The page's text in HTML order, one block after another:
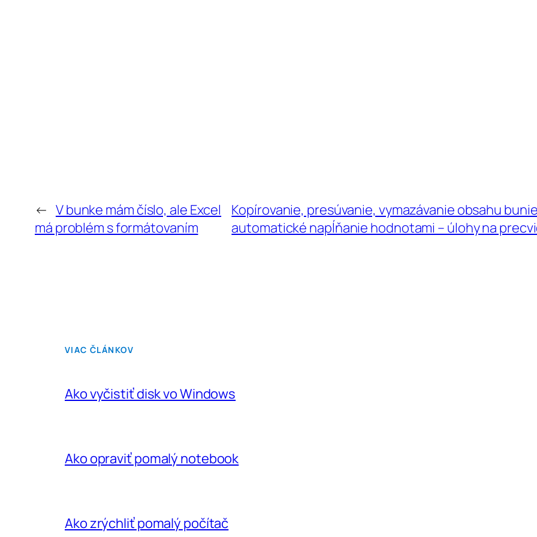
← V bunke mám číslo, ale Excel
má problém s formátovaním
Kopírovanie, presúvanie, vymazávanie obsahu
automatické napĺňanie hodnotami – úlohy na
VIAC ČLÁNKOV
Ako vyčistiť disk vo Windows
Ako opraviť pomalý notebook
Ako zrýchliť pomalý počítač